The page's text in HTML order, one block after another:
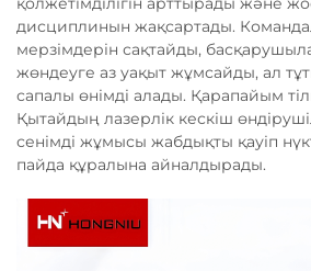
дисциплинын жақсартады.
мерзімдерін сақтайды,
жөндеуге аз уақыт жұмсайды, ал
сапалы өнімді алады. Қарапайым
Қытайдың лазерлік кескіш
сенімді жұмысы жабдықты қауіп
пайда құралына айналдырады.